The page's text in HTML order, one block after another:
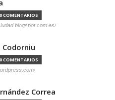
0 COMENTARIOS
0 COMENTARIOS
Correa